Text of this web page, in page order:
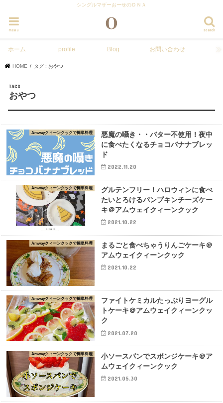
シングルマザーおーせのＤＮＡ
search
menu
ホーム profile Blog お問い合わせ
HOME タグ : おやつ
おやつ
Amwayクィーンクックで簡単料理
悪魔の囁き・・バター不使用！夜中
に食べたくなるチョコバナナブレッ
ド
2022.11.20
Amwayクィーンクックで簡単料理
グルテンフリー！ハロウィンに食べ
たいとろけるパンプキンチーズケー
キ＠アムウェイクィーンクック
2021.10.22
Amwayクィーンクックで簡単料理
まるごと食べちゃうりんごケーキ＠
アムウェイクィーンクック
2021.10.22
Amwayクィーンクックで簡単料理
ファイトケミカルたっぷりヨーグル
トケーキ＠アムウェイクィーンクッ
ク
2021.07.20
Amwayクィーンクックで簡単料理
小ソースパンでスポンジケーキ＠ア
ムウェイクィーンクック
2021.05.30